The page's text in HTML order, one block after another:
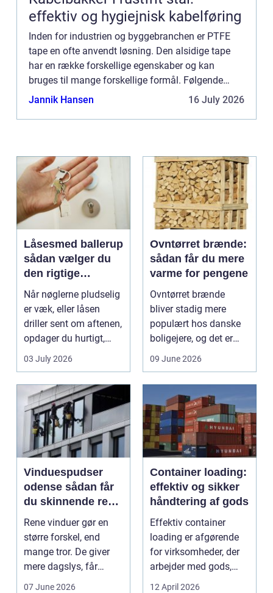
effektiv og hygiejnisk kabelføring
Inden for industrien og byggebranchen er PTFE
tape en ofte anvendt løsning. Den alsidige tape
har en række forskellige egenskaber og kan
bruges til mange forskellige formål. Følgende
artikel vil give en grundig forklaring p&...
Jannik Hansen 16 July 2026
Låsesmed ballerup
sådan vælger du
den rigtige
låsepartner
Når nøglerne pludselig
er væk, eller låsen
driller sent om aftenen,
opdager du hurtigt,
hvor vigtig ...
03 July 2026
Ovntørret brænde:
sådan får du mere
varme for pengene
Ovntørret brænde
bliver stadig mere
populært hos danske
boligejere, og det er
ikke uden grund. Når
09 June 2026
Vinduespudser
odense sådan får
du skinnende rene
ruder året rundt
Rene vinduer gør en
større forskel, end
mange tror. De giver
mere dagslys, får
boligen eller virksom...
07 June 2026
Container loading:
effektiv og sikker
håndtering af gods
Effektiv container
loading er afgørende
for virksomheder, der
arbejder med gods,
skrot eller ...
12 April 2026